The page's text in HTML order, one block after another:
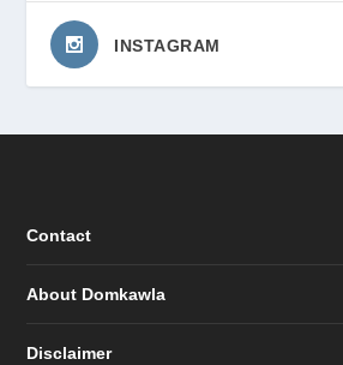
INSTAGRAM
Contact
About Domkawla
Disclaimer